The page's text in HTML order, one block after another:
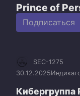
Prince of
Подписаться
SEC-1275
30.12.2025
Кибергруппа